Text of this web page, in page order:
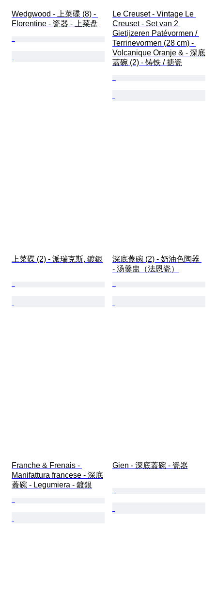
Wedgwood - 上菜碟 (8) -
Florentine - 瓷器 - 上菜盘
Le Creuset - Vintage Le
Creuset - Set van 2
Gietijzeren Patévormen /
Terrinevormen (28 cm) -
Volcanique Oranje & - 深底
蓋碗 (2) - 铸铁 / 搪瓷
上菜碟 (2) - 派瑞克斯, 鍍銀
深底蓋碗 (2) - 奶油色陶器
- 汤羹盅（法恩瓷）
Franche & Frenais -
Manifattura francese - 深底
蓋碗 - Legumiera - 鍍銀
Gien - 深底蓋碗 - 瓷器